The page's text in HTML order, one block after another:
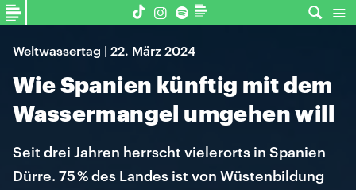
Weltwassertag | 22. März 2024
Wie Spanien künftig mit dem
Wassermangel umgehen will
Seit drei Jahren herrscht vielerorts in Spanien
Dürre. 75 % des Landes ist von Wüstenbildung